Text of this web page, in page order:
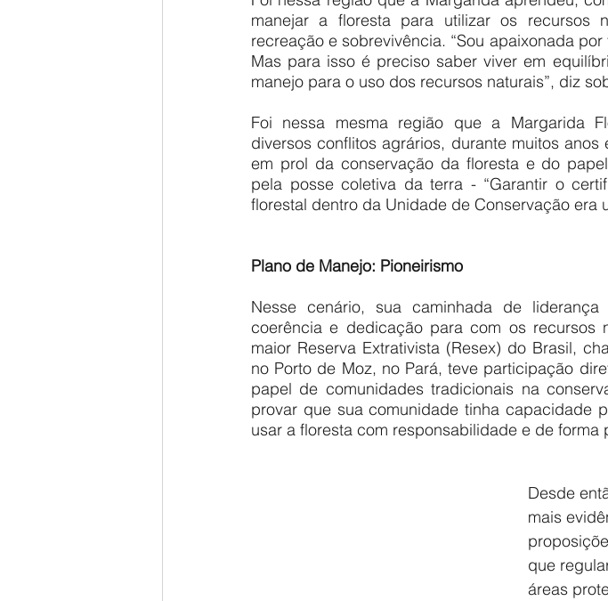
manejar a floresta para utilizar os recursos
recreação e sobrevivência. “Sou apaixonada
Mas para isso é preciso saber viver em
manejo para o uso dos recursos naturais”, diz
Foi nessa mesma região que a Margarida
diversos conflitos agrários, durante muitos
em prol da conservação da floresta e do
pela posse coletiva da terra - “Garantir o
florestal dentro da Unidade de Conservação era
Plano de Manejo: Pioneirismo
Nesse cenário, sua caminhada de
coerência e dedicação para com os recursos
maior Reserva Extrativista (Resex) do Brasil,
no Porto de Moz, no Pará, teve participação
papel de comunidades tradicionais na
provar que sua comunidade tinha capacidade
usar a floresta com responsabilidade e de forma
Desde
mais
que
áreas